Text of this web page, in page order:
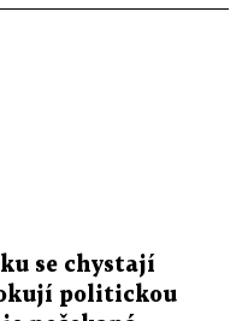
se chystají
politickou